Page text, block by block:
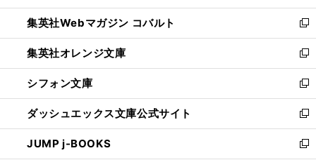
開
く
ウ
で
開
く
ン
ド
ウ
で
開
く
ウ
ィ
ン
ド
ウ
で
開
く
集英社Webマガジン コバルト
新
し
い
ウ
ィ
ン
ド
ウ
で
集英社オレンジ文庫
新
し
い
ウ
ィ
ン
ド
シフォン文庫
新
し
い
ウ
ィ
ダッシュエックス文庫公式サイト
新
し
い
JUMP j-BOOKS
新